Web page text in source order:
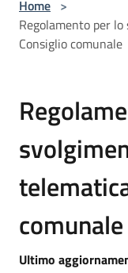
Home >
Regolamento per
Consiglio comunale
comunale
Ultimo